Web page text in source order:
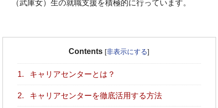
（武庫女）生の就職支援を積極的に行っています。
Contents [非表示にする]
1. キャリアセンターとは？
2. キャリアセンターを徹底活用する方法